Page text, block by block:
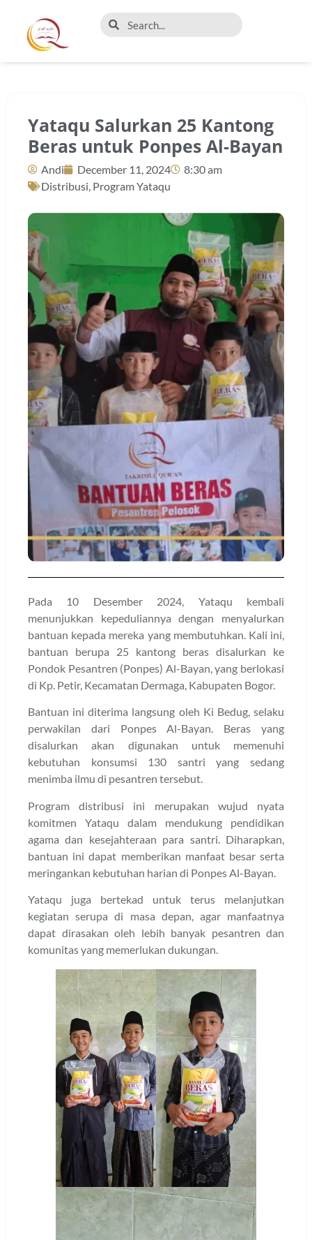
Yataqu Salurkan 25 Kantong
Beras untuk Ponpes Al-Bayan
Andi December 11, 2024
8:30 am
Distribusi, Program Yataqu
Pada 10 Desember 2024, Yataqu kembali
menunjukkan kepeduliannya dengan menyalurkan
bantuan kepada mereka yang membutuhkan. Kali ini,
bantuan berupa 25 kantong beras disalurkan ke
Pondok Pesantren (Ponpes) Al-Bayan, yang berlokasi
di Kp. Petir, Kecamatan Dermaga, Kabupaten Bogor.
Bantuan ini diterima langsung oleh Ki Bedug, selaku
perwakilan dari Ponpes Al-Bayan. Beras yang
disalurkan akan digunakan untuk memenuhi
kebutuhan konsumsi 130 santri yang sedang
menimba ilmu di pesantren tersebut.
Program distribusi ini merupakan wujud nyata
komitmen Yataqu dalam mendukung pendidikan
agama dan kesejahteraan para santri. Diharapkan,
bantuan ini dapat memberikan manfaat besar serta
meringankan kebutuhan harian di Ponpes Al-Bayan.
Yataqu juga bertekad untuk terus melanjutkan
kegiatan serupa di masa depan, agar manfaatnya
dapat dirasakan oleh lebih banyak pesantren dan
komunitas yang memerlukan dukungan.